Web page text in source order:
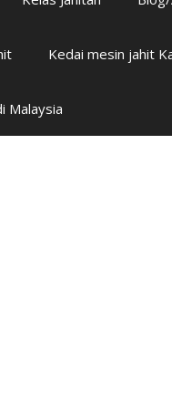
Kedai mesin jahit
Malaysia